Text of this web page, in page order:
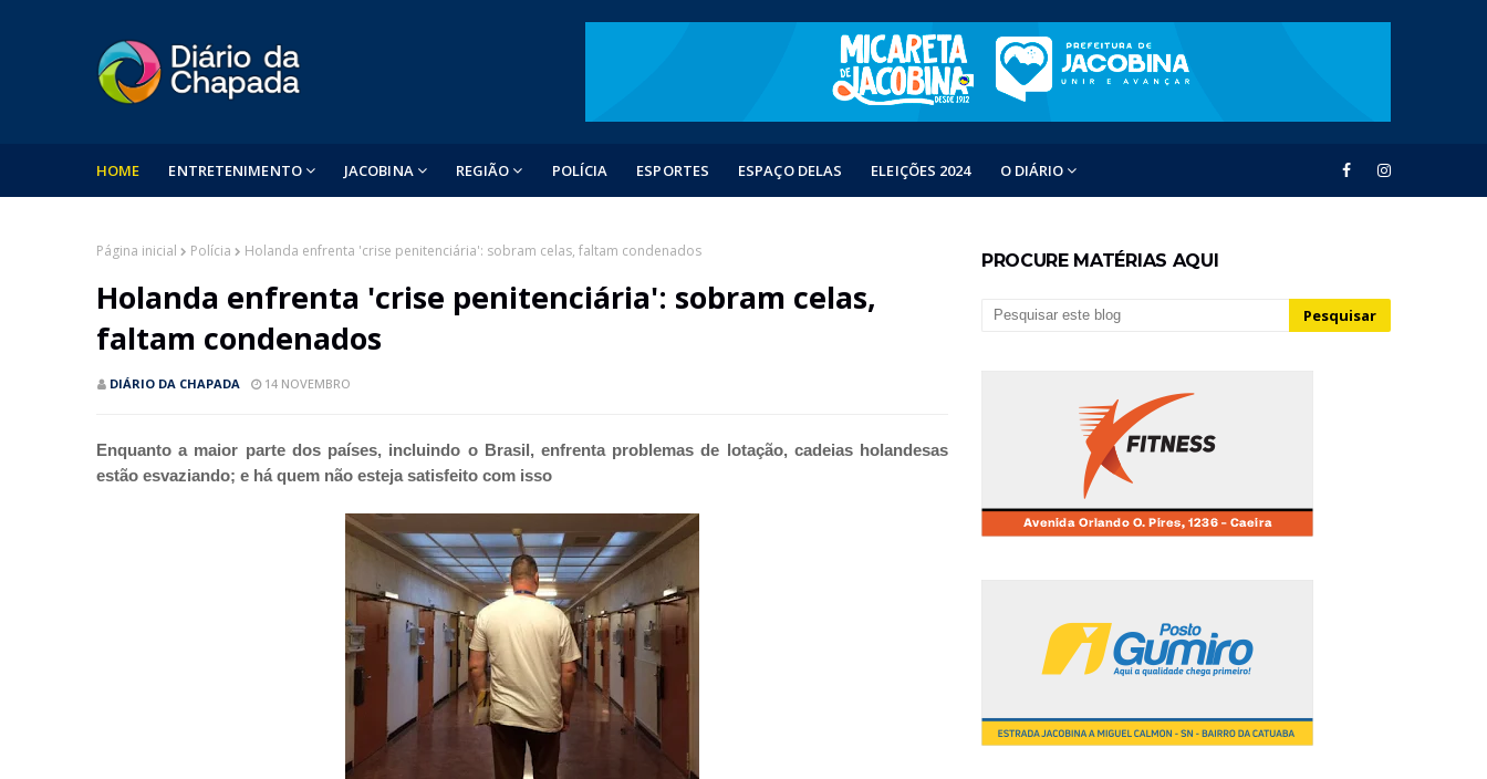
HOME ENTRETENIMENTO JACOBINA REGIÃO POLÍCIA ESPORTES ESPAÇO DELAS ELEIÇÕES 2024 O DIÁRIO
Página inicial Polícia Holanda enfrenta 'crise penitenciária': sobram celas, faltam condenados
Holanda enfrenta 'crise penitenciária': sobram celas,
faltam condenados
DIÁRIO DA CHAPADA 14 NOVEMBRO
Enquanto a maior parte dos países, incluindo o Brasil, enfrenta problemas de lotação, cadeias holandesas
estão esvaziando; e há quem não esteja satisfeito com isso
PROCURE MATÉRIAS AQUI